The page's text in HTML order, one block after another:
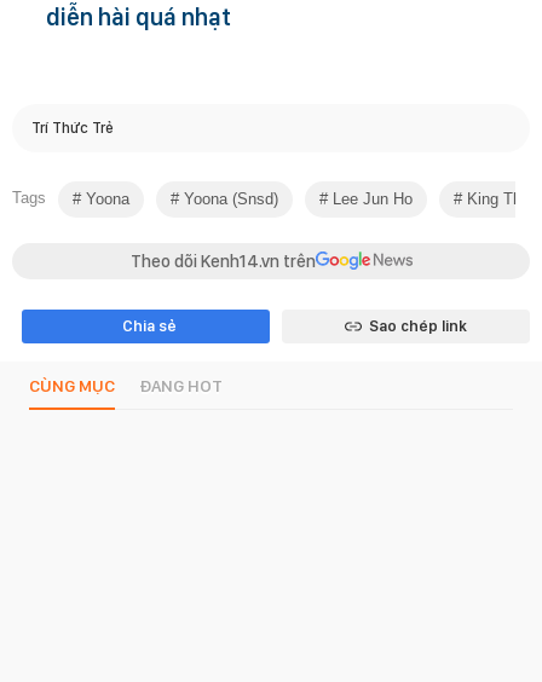
diễn hài quá nhạt
Trí Thức Trẻ
Tags Yoona Yoona (snsd) Lee Jun Ho King The
Theo dõi Kenh14.vn trên
Chia sẻ Sao chép link
CÙNG MỤC ĐANG HOT